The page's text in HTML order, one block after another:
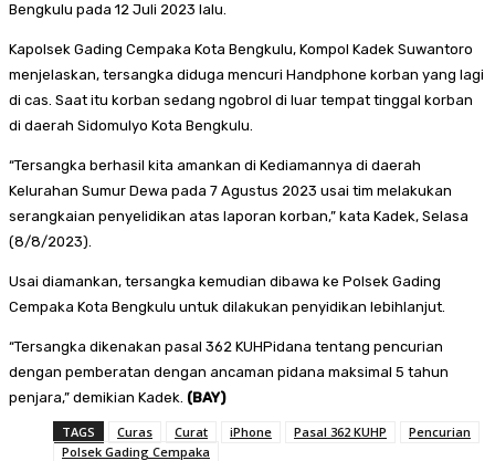
Bengkulu pada 12 Juli 2023 lalu.
Kapolsek Gading Cempaka Kota Bengkulu, Kompol Kadek Suwantoro
menjelaskan, tersangka diduga mencuri Handphone korban yang lagi
di cas. Saat itu korban sedang ngobrol di luar tempat tinggal korban
di daerah Sidomulyo Kota Bengkulu.
“Tersangka berhasil kita amankan di Kediamannya di daerah
Kelurahan Sumur Dewa pada 7 Agustus 2023 usai tim melakukan
serangkaian penyelidikan atas laporan korban,” kata Kadek, Selasa
(8/8/2023).
Usai diamankan, tersangka kemudian dibawa ke Polsek Gading
Cempaka Kota Bengkulu untuk dilakukan penyidikan lebihlanjut.
“Tersangka dikenakan pasal 362 KUHPidana tentang pencurian
dengan pemberatan dengan ancaman pidana maksimal 5 tahun
penjara,” demikian Kadek. (BAY)
TAGS Curas Curat iPhone Pasal 362 KUHP
Pencurian
Polsek Gading Cempaka